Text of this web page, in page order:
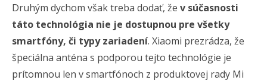
Druhým dychom však treba dodať, že v súčasnosti
táto technológia nie je dostupnou pre všetky
smartfóny, či typy zariadení. Xiaomi prezrádza, že
špeciálna anténa s podporou tejto technológie je
prítomnou len v smartfónoch z produktovej rady Mi